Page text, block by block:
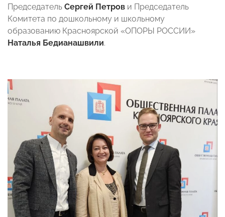
Председатель Сергей Петров и Председатель
Комитета по дошкольному и школьному
образованию Красноярской «ОПОРЫ РОССИИ»
Наталья Бедианашвили.